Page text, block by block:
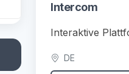
Intercom
Interaktive
DE